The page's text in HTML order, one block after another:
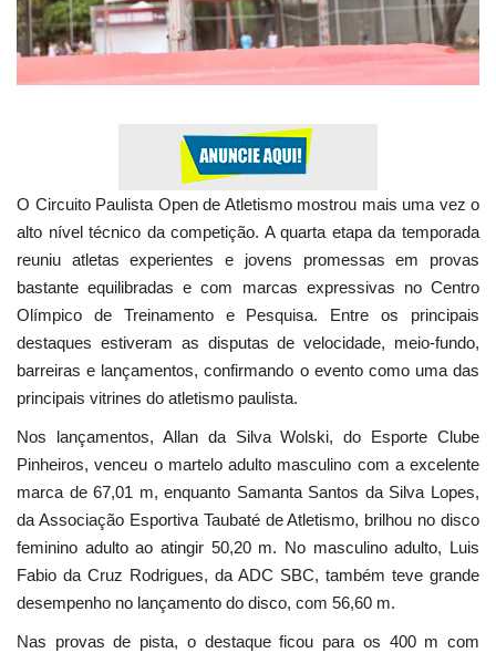
O Circuito Paulista Open de Atletismo mostrou mais uma vez o
alto nível técnico da competição. A quarta etapa da temporada
reuniu atletas experientes e jovens promessas em provas
bastante equilibradas e com marcas expressivas no Centro
Olímpico de Treinamento e Pesquisa. Entre os principais
destaques estiveram as disputas de velocidade, meio-fundo,
barreiras e lançamentos, confirmando o evento como uma das
principais vitrines do atletismo paulista.
Nos lançamentos, Allan da Silva Wolski, do Esporte Clube
Pinheiros, venceu o martelo adulto masculino com a excelente
marca de 67,01 m, enquanto Samanta Santos da Silva Lopes,
da Associação Esportiva Taubaté de Atletismo, brilhou no disco
feminino adulto ao atingir 50,20 m. No masculino adulto, Luis
Fabio da Cruz Rodrigues, da ADC SBC, também teve grande
desempenho no lançamento do disco, com 56,60 m.
Nas provas de pista, o destaque ficou para os 400 m com